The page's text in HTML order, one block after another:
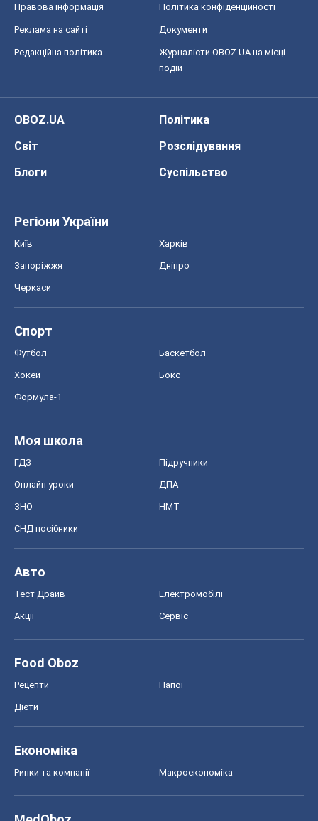
Правова інформація Політика конфіденційності
Реклама на сайті Документи
Редакційна політика
Журналісти OBOZ.UA на місці
подій
OBOZ.UA
Політика
Світ
Розслідування
Блоги
Суспільство
Регіони України
Київ Харків
Запоріжжя Дніпро
Черкаси
Спорт
Футбол Баскетбол
Хокей Бокс
Формула-1
Моя школа
ГДЗ Підручники
Онлайн уроки ДПА
ЗНО НМТ
СНД посібники
Авто
Тест Драйв Електромобілі
Акції Сервіс
Food Oboz
Рецепти Напої
Дієти
Економіка
Ринки та компанії Макроекономіка